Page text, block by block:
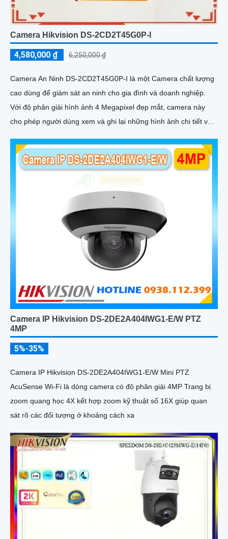
Camera Hikvision DS-2CD2T45G0P-I
4,580,000 ₫ 6,250,000 ₫
Camera An Ninh DS-2CD2T45G0P-I là một Camera chất lượng
cao dùng để giám sát an ninh cho gia đình và doanh nghiệp.
Với độ phân giải hình ảnh 4 Megapixel đẹp mắt, camera này
cho phép người dùng xem và ghi lại những hình ảnh chi tiết và
Camera IP Hikvision DS-2DE2A404IWG1-E/W PTZ
4MP
5%-35%
Camera IP Hikvision DS-2DE2A404IWG1-E/W Mini PTZ
AcuSense Wi-Fi là dòng camera có độ phân giải 4MP Trang bị
zoom quang học 4X kết hợp zoom kỹ thuật số 16X giúp quan
sát rõ các đối tượng ở khoảng cách xa